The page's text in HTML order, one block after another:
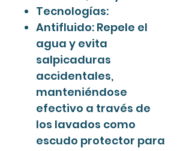
Tecnologías:
Antifluido: Repele el
agua y evita
salpicaduras
accidentales,
manteniéndose
efectivo a través de
los lavados como
escudo protector para